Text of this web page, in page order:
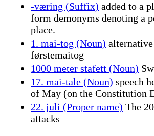
-væring (Suffix) added to a
form demonyms denoting a
place.
1. mai-tog (Noun)
førstemaitog
1000 meter stafett (Noun)
17. mai-tale (Noun) speech
of May (on the Constitution
22. juli (Proper name) The
attacks